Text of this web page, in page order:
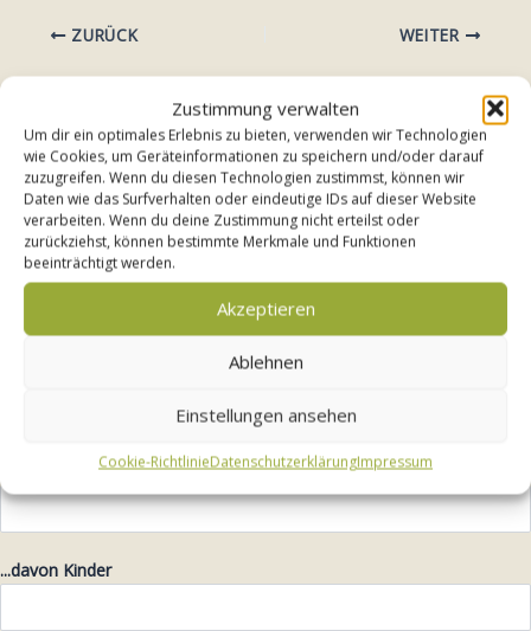
Zustimmung verwalten
Um dir ein optimales Erlebnis zu bieten, verwenden wir Technologien
wie Cookies, um Geräteinformationen zu speichern und/oder darauf
zuzugreifen. Wenn du diesen Technologien zustimmst, können wir
Daten wie das Surfverhalten oder eindeutige IDs auf dieser Website
verarbeiten. Wenn du deine Zustimmung nicht erteilst oder
zurückziehst, können bestimmte Merkmale und Funktionen
beeinträchtigt werden.
Akzeptieren
Ablehnen
Einstellungen ansehen
Cookie-RichtlinieDatenschutzerklärungImpressum
ZURÜCK WEITER
Teilen Sie uns einfach Ihre Wunschreisedaten mit, wir
prüfen die Verfügbarkeit für Ihren Traumurlaub und
melden uns schnellstmöglich bei Ihnen zurück. Ob kurze
Auszeit oder längerer Aufenthalt – wir stehen Ihnen
gerne für alle Fragen zur Verfügung und helfen dabei,
Ihren Aufenthalt bei uns unvergesslich zu machen.
Für welche unserer Ferienwohnungen interessieren Sie sich?
Anzahl Personen*
...davon Kinder